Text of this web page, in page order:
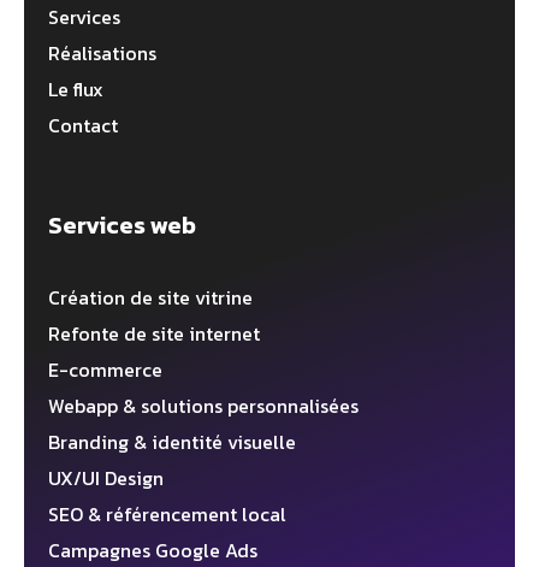
Services
Réalisations
Le flux
Contact
Services web
Création de site vitrine
Refonte de site internet
E-commerce
Webapp & solutions personnalisées
Branding & identité visuelle
UX/UI Design
SEO & référencement local
Campagnes Google Ads